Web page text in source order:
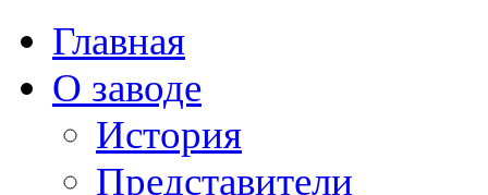
Главная
О заводе
История
Представители